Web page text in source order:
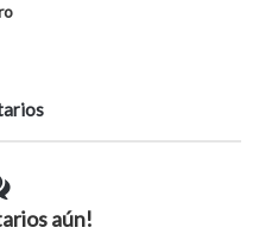
aún!